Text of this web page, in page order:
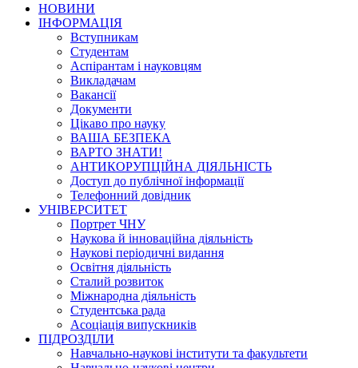
НОВИНИ
ІНФОРМАЦІЯ
Вступникам
Студентам
Аспірантам і науковцям
Викладачам
Вакансії
Документи
Цікаво про науку
ВАША БЕЗПЕКА
ВАРТО ЗНАТИ!
АНТИКОРУПЦІЙНА ДІЯЛЬНІСТЬ
Доступ до публічної інформації
Телефонний довідник
УНІВЕРСИТЕТ
Портрет ЧНУ
Наукова й інноваційна діяльність
Наукові періодичні видання
Освітня діяльність
Сталий розвиток
Міжнародна діяльність
Студентська рада
Асоціація випускників
ПІДРОЗДІЛИ
Навчально-наукові інститути та факультети